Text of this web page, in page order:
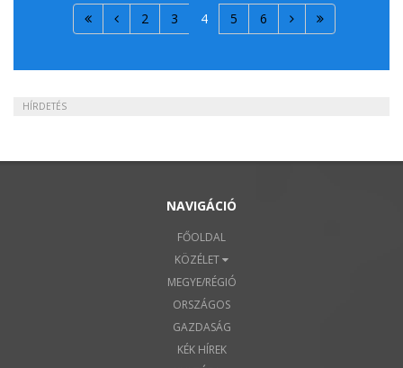
2 3 4 5 6
HÍRDETÉS
NAVIGÁCIÓ
FŐOLDAL
KÖZÉLET
MEGYE/RÉGIÓ
ORSZÁGOS
GAZDASÁG
KÉK HÍREK